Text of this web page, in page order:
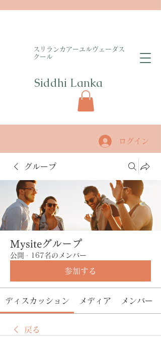
​スリランカアーユルヴェーダス
クール
Siddhi Lanka​
ログイン
グループ
Mysiteグループ
公開 · 167名のメンバー
参加する
ディスカッション メディア メンバー
戻る